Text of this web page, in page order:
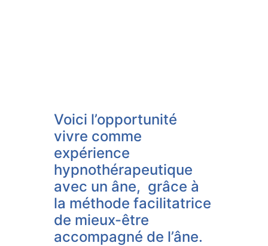
Voici l’opportunité
vivre comme
expérience
hypnothérapeutique
avec un âne, grâce à
la méthode facilitatrice
de mieux-être
accompagné de l’âne.